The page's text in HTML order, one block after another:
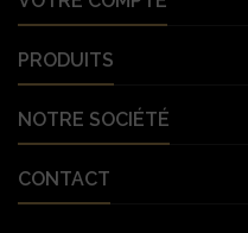
PRODUITS
NOTRE SOCIÉTÉ
CONTACT